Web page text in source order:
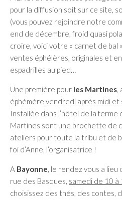
pour la diffusion soit sur ce site,
(vous pouvez rejoindre notre
end de décembre, froid quasi
croire, voici votre « carnet de bal
ventes éphélères, originales et
espadrilles au pied…
Une première pour les Martines,
éphémère vendredi après midi
Installée dans l’hôtel de la ferme
Martines sont une brochette de
ateliers pour toute la tribu et de
foi d’Anne, l’organisatrice !
A Bayonne, le rendez vous a lieu
rue des Basques, samedi de 10 à
choisissez des thés, des contes,